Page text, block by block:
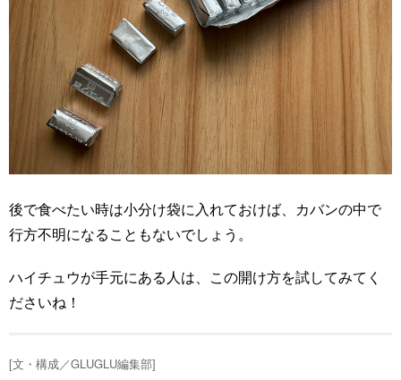
後で食べたい時は小分け袋に入れておけば、カバンの中で
行方不明になることもないでしょう。
ハイチュウが手元にある人は、この開け方を試してみてく
ださいね！
[文・構成／GLUGLU編集部]